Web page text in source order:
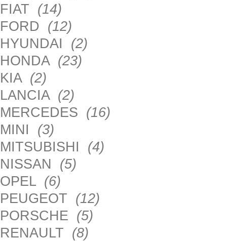
FIAT (14)
FORD (12)
HYUNDAI (2)
HONDA (23)
KIA (2)
LANCIA (2)
MERCEDES (16)
MINI (3)
MITSUBISHI (4)
NISSAN (5)
OPEL (6)
PEUGEOT (12)
PORSCHE (5)
RENAULT (8)